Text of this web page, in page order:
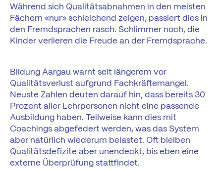
Während sich Qualitätsabnahmen in den meisten
Fächern «nur» schleichend zeigen, passiert dies in
den Fremdsprachen rasch. Schlimmer noch, die
Kinder verlieren die Freude an der Fremdsprache.
Bildung Aargau warnt seit längerem vor
Qualitätsverlust aufgrund Fachkräftemangel.
Neuste Zahlen deuten darauf hin, dass bereits 30
Prozent aller Lehrpersonen nicht eine passende
Ausbildung haben. Teilweise kann dies mit
Coachings abgefedert werden, was das System
aber natürlich wiederum belastet. Oft bleiben
Qualitätsdefizite aber unendeckt, bis eben eine
externe Überprüfung stattfindet.